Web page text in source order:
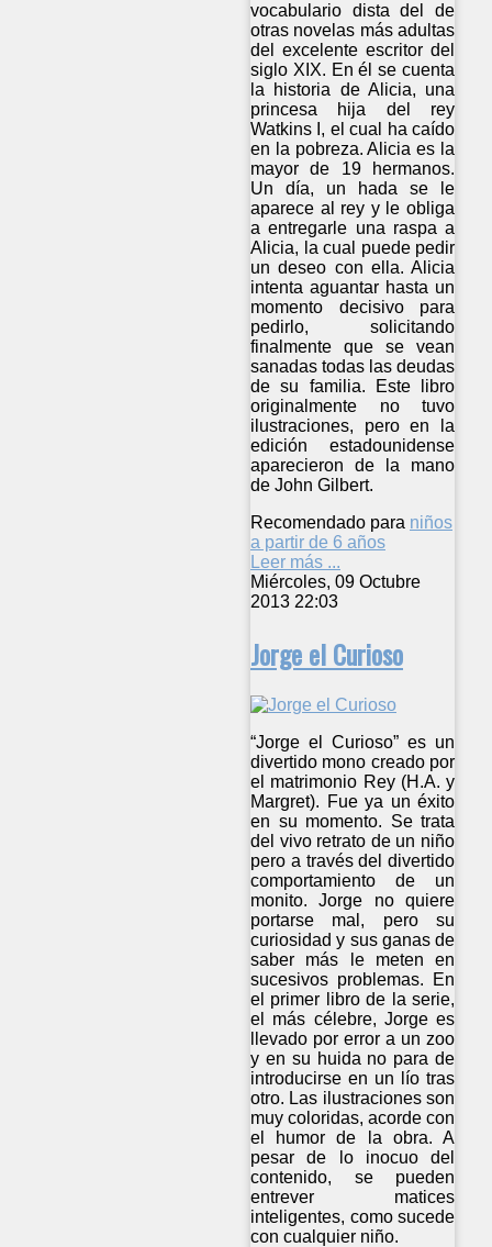
vocabulario dista del de
otras novelas más adultas
del excelente escritor del
siglo XIX. En él se cuenta
la historia de Alicia, una
princesa hija del rey
Watkins I, el cual ha caído
en la pobreza. Alicia es la
mayor de 19 hermanos.
Un día, un hada se le
aparece al rey y le obliga
a entregarle una raspa a
Alicia, la cual puede pedir
un deseo con ella. Alicia
intenta aguantar hasta un
momento decisivo para
pedirlo, solicitando
finalmente que se vean
sanadas todas las deudas
de su familia. Este libro
originalmente no tuvo
ilustraciones, pero en la
edición estadounidense
aparecieron de la mano
de John Gilbert.
Recomendado para niños
a partir de 6 años
Leer más ...
Miércoles, 09 Octubre
2013 22:03
Jorge el Curioso
“Jorge el Curioso” es un
divertido mono creado por
el matrimonio Rey (H.A. y
Margret). Fue ya un éxito
en su momento. Se trata
del vivo retrato de un niño
pero a través del divertido
comportamiento de un
monito. Jorge no quiere
portarse mal, pero su
curiosidad y sus ganas de
saber más le meten en
sucesivos problemas. En
el primer libro de la serie,
el más célebre, Jorge es
llevado por error a un zoo
y en su huida no para de
introducirse en un lío tras
otro. Las ilustraciones son
muy coloridas, acorde con
el humor de la obra. A
pesar de lo inocuo del
contenido, se pueden
entrever matices
inteligentes, como sucede
con cualquier niño.